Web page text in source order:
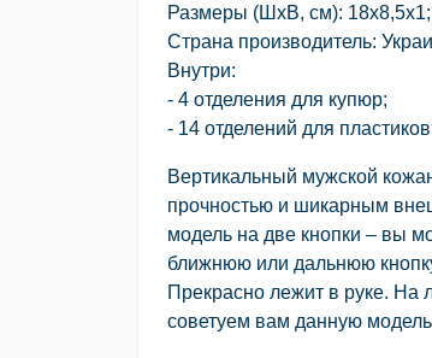
Размеры (ШхВ, см): 18х8,5х1;
Страна производитель:
Внутри:
- 4 отделения для купюр;
- 14 отделений для
Вертикальный мужской
прочностью и шикарным
модель на две кнопки – вы
ближнюю или дальнюю
Прекрасно лежит в руке. На
советуем вам данную